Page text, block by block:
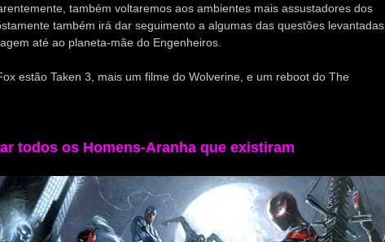
também voltaremos aos ambientes mais assustadores dos
também irá dar seguimento a algumas das questões levantadas
até ao planeta-mãe do Engenheiros.
estão Taken 3, mais um filme do Wolverine, e um reboot do The
todos os Homens-Aranha que existiram